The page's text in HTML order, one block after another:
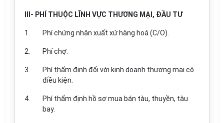
III- PHÍ THUỘC LĨNH VỰC THƯƠNG MẠI, ĐẦU TƯ
1. Phí chứng nhận xuất xứ hàng hoá (C/O).
2. Phí chợ.
3.
Phí thẩm định đối với kinh doanh thương mại có
điều kiện.
4.
Phí thẩm định hồ sơ mua bán tàu, thuyền, tàu
bay.